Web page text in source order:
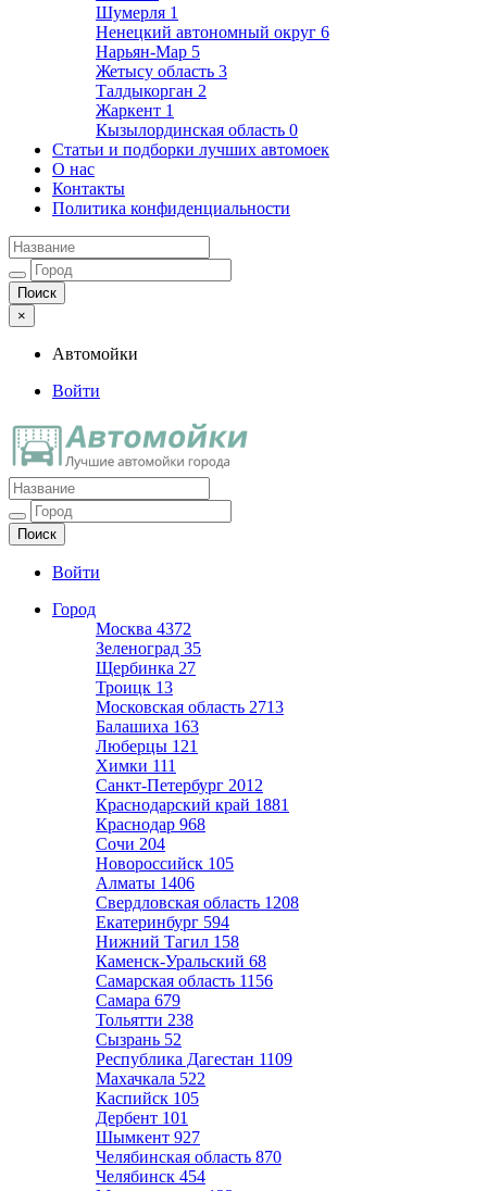
Шумерля 1
Ненецкий автономный округ 6
Нарьян-Мар 5
Жетысу область 3
Талдыкорган 2
Жаркент 1
Кызылординская область 0
Статьи и подборки лучших автомоек
О нас
Контакты
Политика конфиденциальности
×
Автомойки
Войти
Автомойки
Ещё один сайт на WordPress
Войти
Город
Москва 4372
Зеленоград 35
Щербинка 27
Троицк 13
Московская область 2713
Балашиха 163
Люберцы 121
Химки 111
Санкт-Петербург 2012
Краснодарский край 1881
Краснодар 968
Сочи 204
Новороссийск 105
Алматы 1406
Свердловская область 1208
Екатеринбург 594
Нижний Тагил 158
Каменск-Уральский 68
Самарская область 1156
Самара 679
Тольятти 238
Сызрань 52
Республика Дагестан 1109
Махачкала 522
Каспийск 105
Дербент 101
Шымкент 927
Челябинская область 870
Челябинск 454